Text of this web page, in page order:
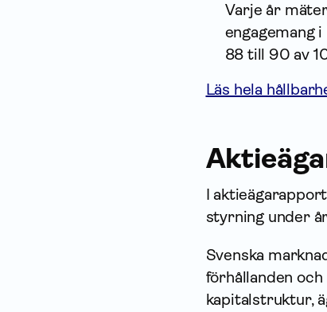
Varje år
engagemang
88 till 90 av
Läs hela
I
styrning under
Svenska
förhållanden
kapitalstruktur,